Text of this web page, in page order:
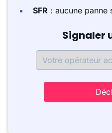
SFR : aucune panne
Signaler